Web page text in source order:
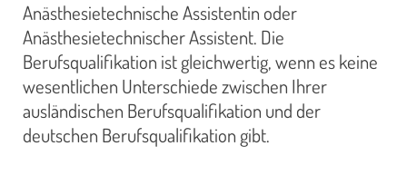
Anästhesietechnische Assistentin oder
Anästhesietechnischer Assistent. Die
Berufsqualifikation ist gleichwertig, wenn es keine
wesentlichen Unterschiede zwischen Ihrer
ausländischen Berufsqualifikation und der
deutschen Berufsqualifikation gibt.